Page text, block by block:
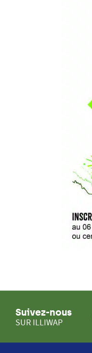
Suivez-nous
SUR ILLIWAP